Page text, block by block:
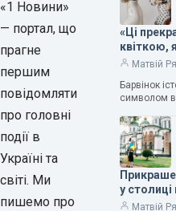
«1 Новини»
— портал, що
прагне
першим
повідомляти
про головні
події в
Україні та
світі. Ми
пишемо про
«Ці
квіткою,
Людмила
Романюк
Матвій
Барвінок
символом
та
Саме тому
продовжує
у столиці
дев’ятий
Матвій